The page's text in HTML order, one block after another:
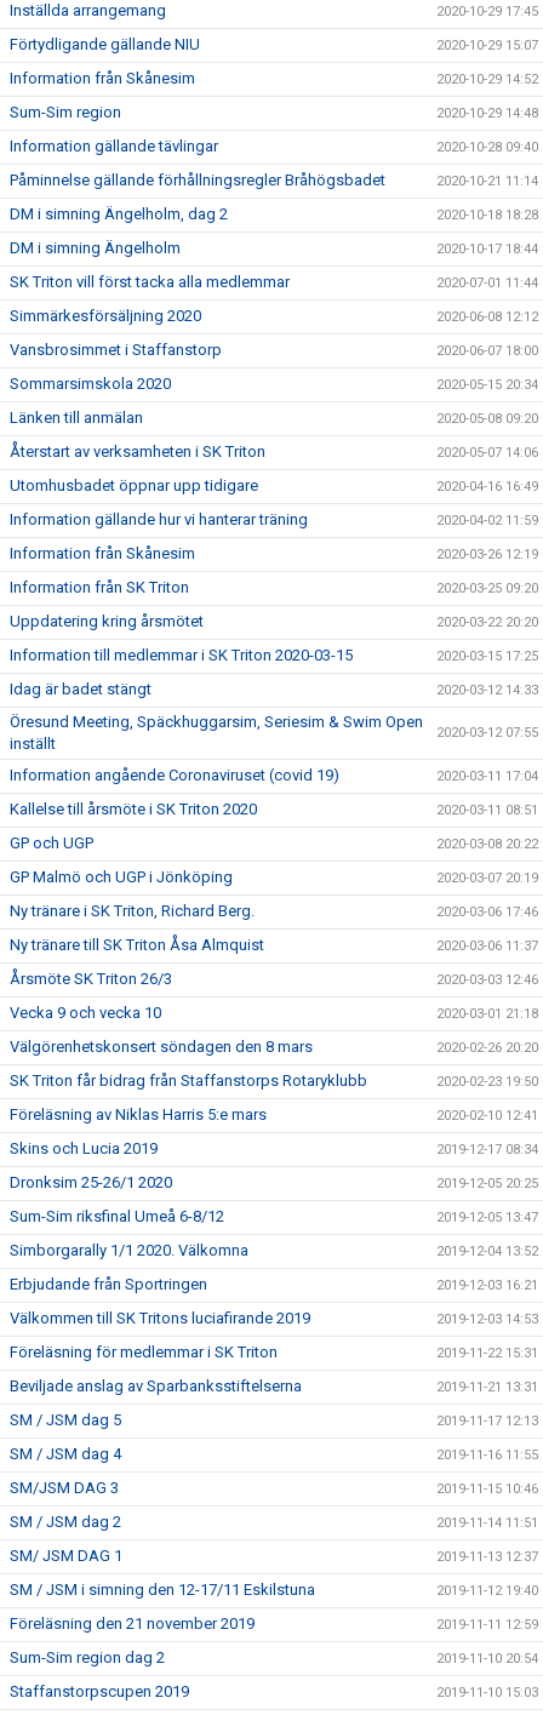
Inställda arrangemang 2020-10-29 17:45
Förtydligande gällande NIU 2020-10-29 15:07
Information från Skånesim 2020-10-29 14:52
Sum-Sim region 2020-10-29 14:48
Information gällande tävlingar 2020-10-28 09:40
Påminnelse gällande förhållningsregler Bråhögsbadet 2020-10-21 11:14
DM i simning Ängelholm, dag 2 2020-10-18 18:28
DM i simning Ängelholm 2020-10-17 18:44
SK Triton vill först tacka alla medlemmar 2020-07-01 11:44
Simmärkesförsäljning 2020 2020-06-08 12:12
Vansbrosimmet i Staffanstorp 2020-06-07 18:00
Sommarsimskola 2020 2020-05-15 20:34
Länken till anmälan 2020-05-08 09:20
Återstart av verksamheten i SK Triton 2020-05-07 14:06
Utomhusbadet öppnar upp tidigare 2020-04-16 16:49
Information gällande hur vi hanterar träning 2020-04-02 11:59
Information från Skånesim 2020-03-26 12:19
Information från SK Triton 2020-03-25 09:20
Uppdatering kring årsmötet 2020-03-22 20:20
Information till medlemmar i SK Triton 2020-03-15 2020-03-15 17:25
Idag är badet stängt 2020-03-12 14:33
Öresund Meeting, Späckhuggarsim, Seriesim & Swim Open
inställt
2020-03-12 07:55
Information angående Coronaviruset (covid 19) 2020-03-11 17:04
Kallelse till årsmöte i SK Triton 2020 2020-03-11 08:51
GP och UGP 2020-03-08 20:22
GP Malmö och UGP i Jönköping 2020-03-07 20:19
Ny tränare i SK Triton, Richard Berg. 2020-03-06 17:46
Ny tränare till SK Triton Åsa Almquist 2020-03-06 11:37
Årsmöte SK Triton 26/3 2020-03-03 12:46
Vecka 9 och vecka 10 2020-03-01 21:18
Välgörenhetskonsert söndagen den 8 mars 2020-02-26 20:20
SK Triton får bidrag från Staffanstorps Rotaryklubb 2020-02-23 19:50
Föreläsning av Niklas Harris 5:e mars 2020-02-10 12:41
Skins och Lucia 2019 2019-12-17 08:34
Dronksim 25-26/1 2020 2019-12-05 20:25
Sum-Sim riksfinal Umeå 6-8/12 2019-12-05 13:47
Simborgarally 1/1 2020. Välkomna 2019-12-04 13:52
Erbjudande från Sportringen 2019-12-03 16:21
Välkommen till SK Tritons luciafirande 2019 2019-12-03 14:53
Föreläsning för medlemmar i SK Triton 2019-11-22 15:31
Beviljade anslag av Sparbanksstiftelserna 2019-11-21 13:31
SM / JSM dag 5 2019-11-17 12:13
SM / JSM dag 4 2019-11-16 11:55
SM/JSM DAG 3 2019-11-15 10:46
SM / JSM dag 2 2019-11-14 11:51
SM/ JSM DAG 1 2019-11-13 12:37
SM / JSM i simning den 12-17/11 Eskilstuna 2019-11-12 19:40
Föreläsning den 21 november 2019 2019-11-11 12:59
Sum-Sim region dag 2 2019-11-10 20:54
Staffanstorpscupen 2019 2019-11-10 15:03